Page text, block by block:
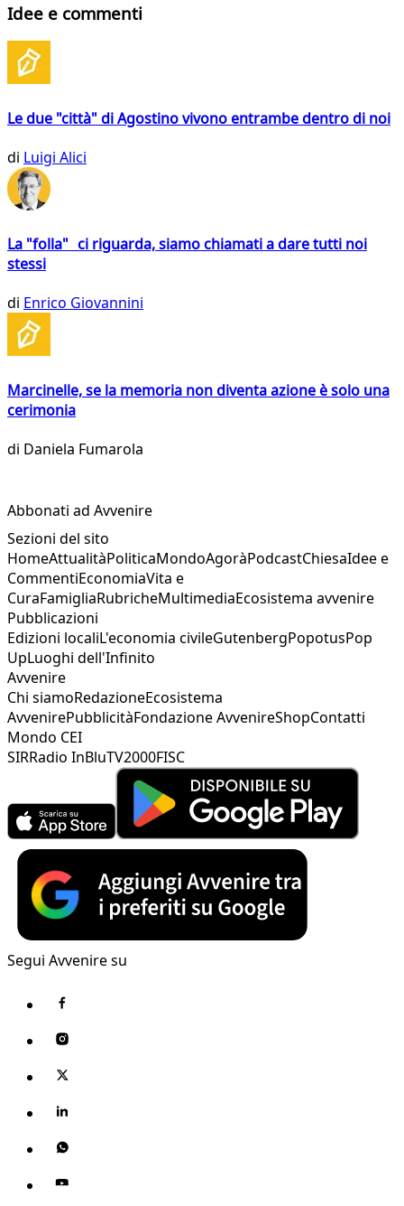
Idee e commenti
Le due "città" di Agostino vivono entrambe dentro di noi
di Luigi Alici
La "folla" ci riguarda, siamo chiamati a dare tutti noi
stessi
di Enrico Giovannini
Marcinelle, se la memoria non diventa azione è solo una
cerimonia
di Daniela Fumarola
Abbonati ad Avvenire
Sezioni del sito
HomeAttualitàPoliticaMondoAgoràPodcastChiesaIdee e
CommentiEconomiaVita e
CuraFamigliaRubricheMultimediaEcosistema avvenire
Pubblicazioni
Edizioni localiL'economia civileGutenbergPopotusPop
UpLuoghi dell'Infinito
Avvenire
Chi siamoRedazioneEcosistema
AvvenirePubblicitàFondazione AvvenireShopContatti
Mondo CEI
SIRRadio InBluTV2000FISC
Segui Avvenire su